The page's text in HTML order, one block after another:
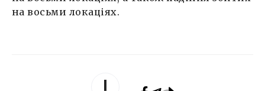
на восьми локаціях.